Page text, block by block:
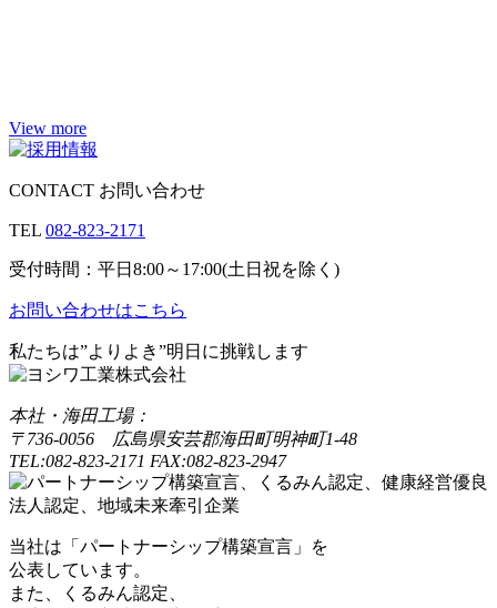
View more
CONTACT お問い合わせ
TEL 082-823-2171
受付時間：平日8:00～17:00(土日祝を除く)
お問い合わせはこちら
私たちは”よりよき”明日に挑戦します
本社・海田工場：
〒736-0056 広島県安芸郡海田町明神町1-48
TEL:082-823-2171 FAX:082-823-2947
当社は「パートナーシップ構築宣言」を
公表しています。
また、くるみん認定、